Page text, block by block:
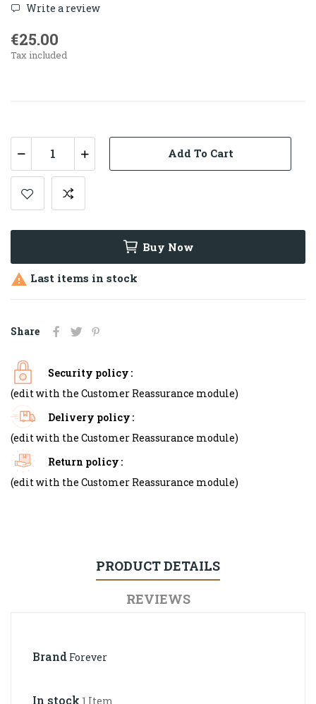
Write a review
€25.00
Tax included
Add To Cart
Buy Now
 Last items in stock
Share
Security policy
(edit with the Customer Reassurance module)
Delivery policy
(edit with the Customer Reassurance module)
Return policy
(edit with the Customer Reassurance module)
PRODUCT DETAILS
REVIEWS
Brand Forever
In stock 1 Item